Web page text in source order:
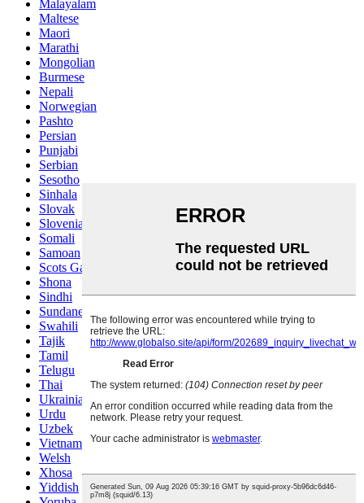
Malayalam
Maltese
Maori
Marathi
Mongolian
Burmese
Nepali
Norwegian
Pashto
Persian
Punjabi
Serbian
Sesotho
Sinhala
Slovak
Slovenian
Somali
Samoan
Scots Gaelic
Shona
Sindhi
Sundanese
Swahili
Tajik
Tamil
Telugu
Thai
Ukrainian
Urdu
Uzbek
Vietnamese
Welsh
Xhosa
Yiddish